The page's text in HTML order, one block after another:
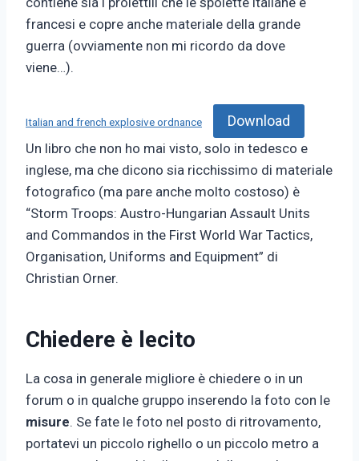
francesi e copre anche materiale della grande
guerra (ovviamente non mi ricordo da dove
viene…).
Italian and french explosive ordnance Download
Un libro che non ho mai visto, solo in tedesco e
inglese, ma che dicono sia ricchissimo di materiale
fotografico (ma pare anche molto costoso) è
“Storm Troops: Austro-Hungarian Assault Units
and Commandos in the First World War Tactics,
Organisation, Uniforms and Equipment” di
Christian Orner.
Chiedere è lecito
La cosa in generale migliore è chiedere o in un
forum o in qualche gruppo inserendo la foto con le
misure. Se fate le foto nel posto di ritrovamento,
portatevi un piccolo righello o un piccolo metro a